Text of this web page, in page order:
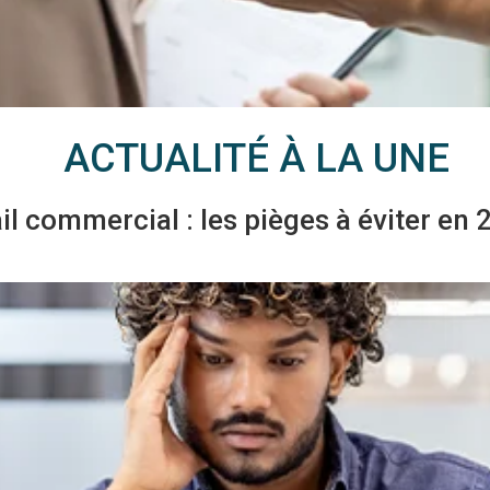
ACTUALITÉ À LA UNE
commercial : les pièges à éviter en